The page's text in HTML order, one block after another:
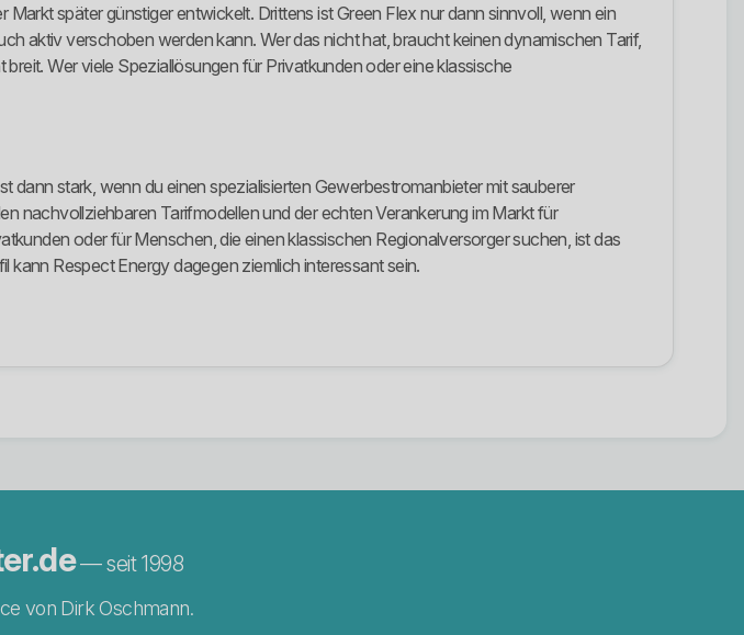
später günstiger entwickelt. Drittens ist Green Flex nur dann sinnvoll, wenn ein
aktiv verschoben werden kann. Wer das nicht hat, braucht keinen dynamischen Tarif,
Wer viele Speziallösungen für Privatkunden oder eine klassische
dann stark, wenn du einen spezialisierten Gewerbestromanbieter mit sauberer
nachvollziehbaren Tarifmodellen und der echten Verankerung im Markt für
oder für Menschen, die einen klassischen Regionalversorger suchen, ist das
Respect Energy dagegen ziemlich interessant sein.
— seit 1998
von Dirk Oschmann.